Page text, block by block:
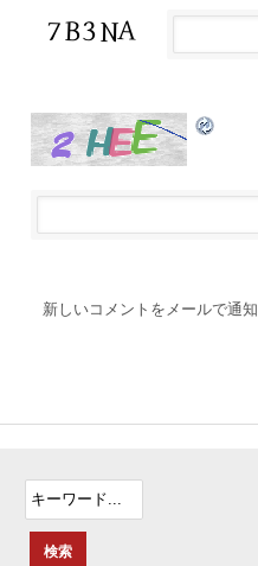
新しいコメントをメールで通知